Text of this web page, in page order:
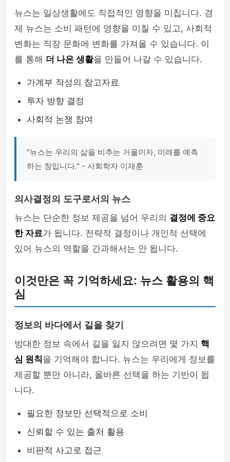
뉴스는 일상생활에도 직접적인 영향을 미칩니다. 경
제 뉴스는 소비 패턴에 영향을 미칠 수 있고, 사회적
변화는 직장 문화에 변화를 가져올 수 있습니다. 이
를 통해 더 나은 생활을 만들어 나갈 수 있습니다.
가계부 작성의 참고자료
투자 방향 결정
사회적 논쟁 참여
"뉴스는 우리의 삶을 비추는 거울이자, 미래를 예측
하는 창입니다." - 사회학자 이재훈
의사결정의 도구로서의 뉴스
뉴스는 단순한 정보 제공을 넘어 우리의 결정에 중요
한 자료가 됩니다. 전략적 결정이나 개인적 선택에
있어 뉴스의 역할을 간과해서는 안 됩니다.
이것만은 꼭 기억하세요: 뉴스 활용의 핵
심
정보의 바다에서 길을 찾기
방대한 정보 속에서 길을 잃지 않으려면 몇 가지 핵
심 원칙을 기억해야 합니다. 뉴스는 우리에게 정보를
제공할 뿐만 아니라, 올바른 선택을 하는 기반이 됩
니다.
필요한 정보만 선택적으로 소비
신뢰할 수 있는 출처 활용
비판적 사고로 접근